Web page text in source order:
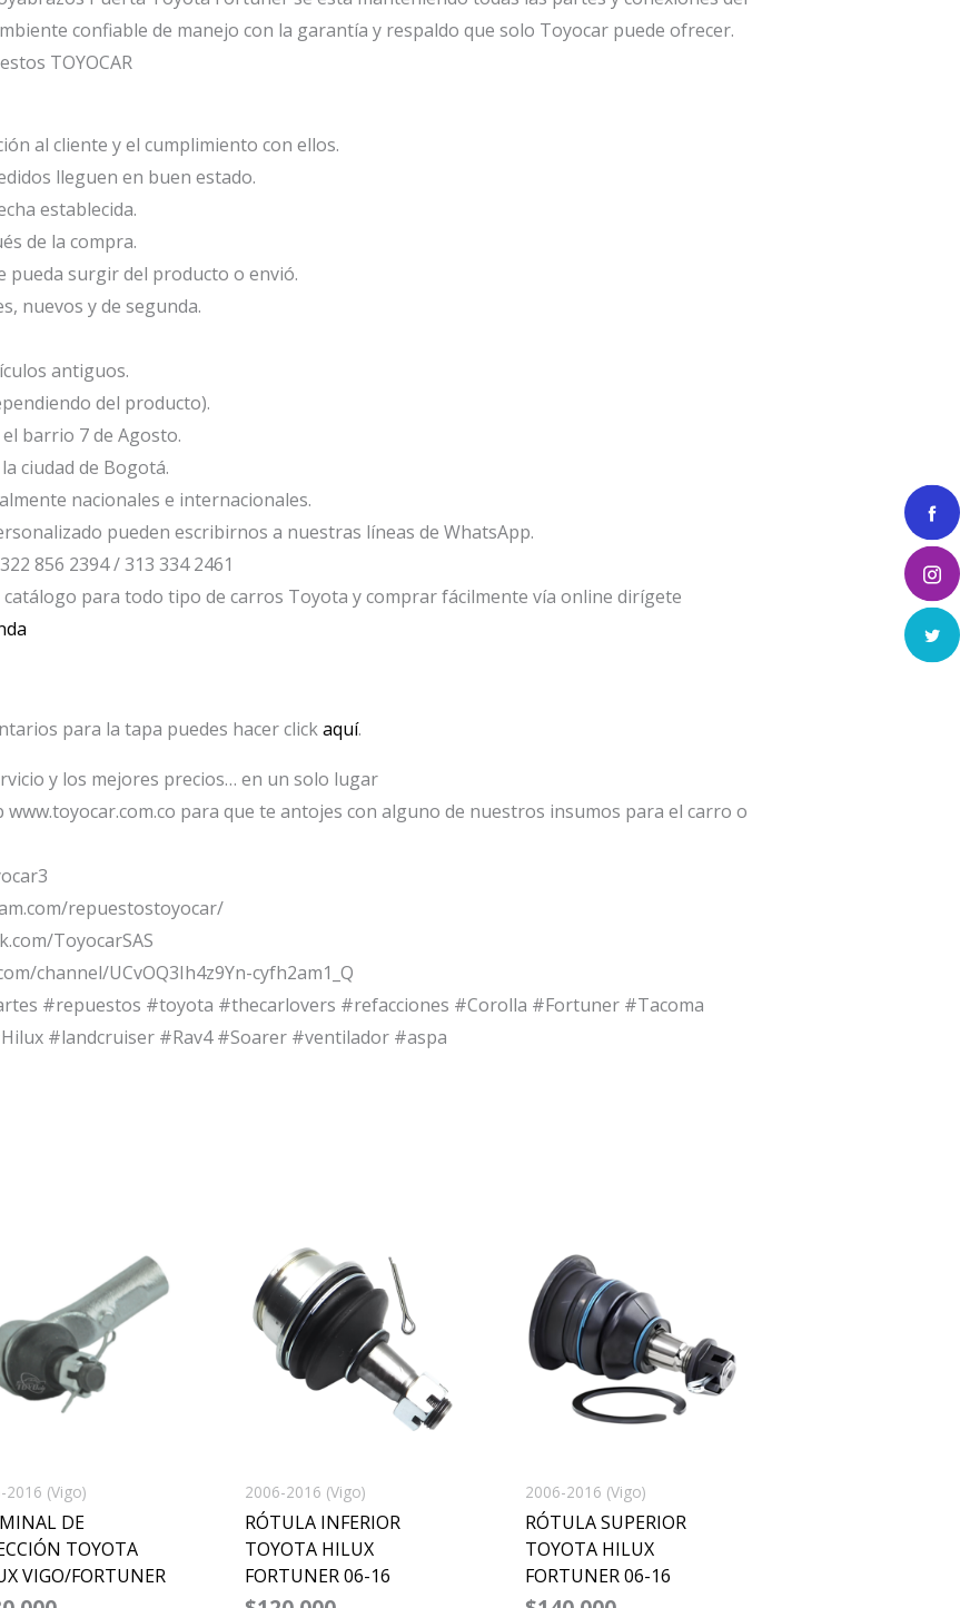
confiable de manejo con la garantía y respaldo que solo Toyocar puede ofrecer.
TOYOCAR
al cliente y el cumplimiento con ellos.
lleguen en buen estado.
establecida.
de la compra.
pueda surgir del producto o envió.
nuevos y de segunda.
antiguos.
del producto).
barrio 7 de Agosto.
ciudad de Bogotá.
nacionales e internacionales.
pueden escribirnos a nuestras líneas de WhatsApp.
856 2394 / 313 334 2461
catálogo para todo tipo de carros Toyota y comprar fácilmente vía online dirígete
para la tapa puedes hacer clickaquí.
y los mejores precios… en un solo lugar
para que te antojes con alguno de nuestros insumos para el carro o
repuestostoyocar/
ToyocarSAS
channel/UCvOQ3Ih4z9Yn-cyfh2am1_Q
#repuestos #toyota #thecarlovers #refacciones #Corolla #Fortuner #Tacoma
#landcruiser #Rav4 #Soarer #ventilador #aspa
2016 (Vigo)
DE
TOYOTA
VIGO/FORTUNER
2006-2016 (Vigo)
RÓTULA INFERIOR
TOYOTA HILUX
FORTUNER 06-16
2006-2016 (Vigo)
RÓTULA SUPERIOR
TOYOTA HILUX
FORTUNER 06-16